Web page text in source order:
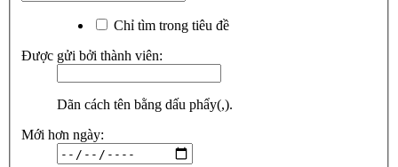
Chỉ tìm trong tiêu đề
Được gửi bởi thành viên:
Dãn cách tên bằng dấu phẩy(,).
Mới hơn ngày: